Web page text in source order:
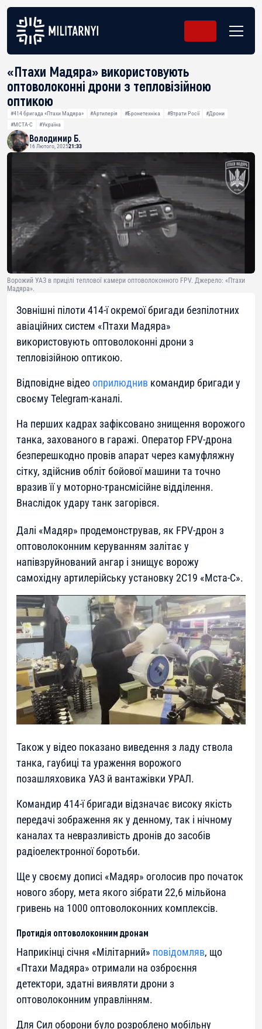
«Птахи Мадяра» використовують
оптоволоконні дрони з тепловізійною
оптикою
#414 бригада «Птахи Мадяра» #Артилерія #Бронетехніка #Втрати Росії
#Дрони
#МСТА-С
#Україна
Володимир Б.
16 Лютого, 202521:33
Ворожий УАЗ в прицілі теплової камери оптоволоконного FPV. Джерело: «Птахи
Мадяра».
Зовнішні пілоти 414-ї окремої бригади безпілотних
авіаційних систем «Птахи Мадяра»
використовують оптоволоконні дрони з
тепловізійною оптикою.
Відповідне відеооприлюднив командир бригади у
своєму Telegram-каналі.
На перших кадрах зафіксовано знищення ворожого
танка, захованого в гаражі. Оператор FPV-дрона
безперешкодно провів апарат через камуфляжну
сітку, здійснив обліт бойової машини та точно
вразив її у моторно-трансмісійне відділення.
Внаслідок удару танк загорівся.
Далі «Мадяр» продемонстрував, як FPV-дрон з
оптоволоконним керуванням залітає у
напівзруйнований ангар і знищує ворожу
самохідну артилерійську установку 2С19 «Мста-С».
Також у відео показано виведення з ладу ствола
танка, гаубиці та ураження ворожого
позашляховика УАЗ й вантажівки УРАЛ.
Командир 414-ї бригади відзначає високу якість
передачі зображення як у денному, так і нічному
каналах та невразливість дронів до засобів
радіоелектронної боротьби.
Ще у своєму дописі «Мадяр» оголосив про початок
нового збору, мета якого зібрати 22,6 мільйона
гривень на 1000 оптоволоконних комплексів.
Протидія оптоволоконним дронам
Наприкінці січня «Мілітарний» повідомляв, що
«Птахи Мадяра» отримали на озброєння
детектори, здатні виявляти дрони з
оптоволоконним управлінням.
Для Сил оборони було розроблено мобільну